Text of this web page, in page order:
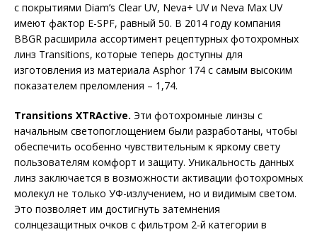
с покрытиями Diam’s Clear UV, Neva+ UV и Neva Max UV
имеют фактор E-SPF, равный 50. В 2014 году компания
BBGR расширила ассортимент рецептурных фотохромных
линз Transitions, которые теперь доступны для
изготовления из материала Asphor 174 с самым высоким
показателем преломления – 1,74.
Transitions XTRActive. Эти фотохромные линзы с
начальным светопоглощением были разработаны, чтобы
обеспечить особенно чувствительным к яркому свету
пользователям комфорт и защиту. Уникальность данных
линз заключается в возможности активации фотохромных
молекул не только УФ-излучением, но и видимым светом.
Это позволяет им достигнуть затемнения
солнцезащитных очков с фильтром 2-й категории в